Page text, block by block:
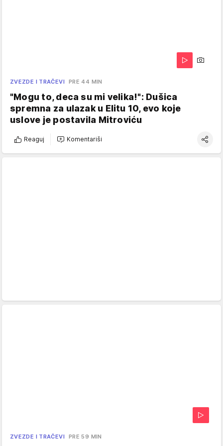
ZVEZDE I TRAČEVI PRE 44 MIN
"Mogu to, deca su mi velika!": Dušica
spremna za ulazak u Elitu 10, evo koje
uslove je postavila Mitroviću
Reaguj Komentariši
ZVEZDE I TRAČEVI PRE 59 MIN